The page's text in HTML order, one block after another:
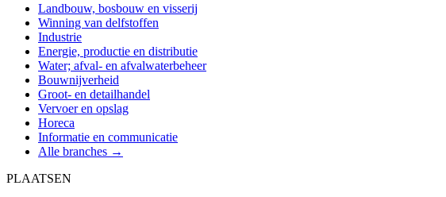
Landbouw, bosbouw en visserij
Winning van delfstoffen
Industrie
Energie, productie en distributie
Water; afval- en afvalwaterbeheer
Bouwnijverheid
Groot- en detailhandel
Vervoer en opslag
Horeca
Informatie en communicatie
Alle branches →
PLAATSEN